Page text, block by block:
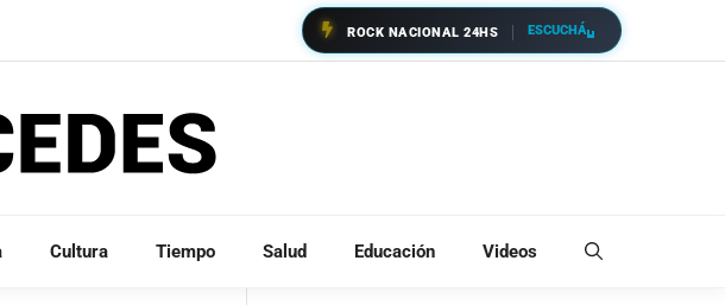
ROCK NACIONAL 24HS ESCUCHÁ
Cultura Tiempo Salud Educación Videos